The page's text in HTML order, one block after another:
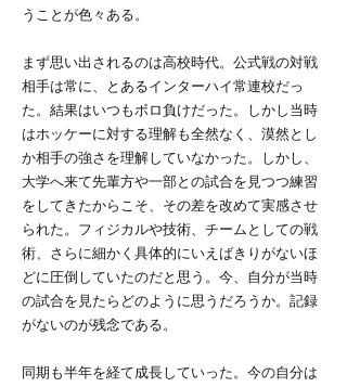
うことが色々ある。
まず思い出されるのは高校時代。公式戦の対戦
相手は常に、とあるインターハイ常連校だっ
た。結果はいつもボロ負けだった。しかし当時
はホッケーに対する理解も全然なく、漠然とし
か相手の強さを理解していなかった。しかし、
大学へ来て先輩方や一部との試合を見つつ練習
をしてきたからこそ、その差を改めて実感させ
られた。フィジカルや技術、チームとしての戦
術、さらに細かく具体的にいえばきりがないほ
どに圧倒していたのだと思う。今、自分が当時
の試合を見たらどのように思うだろうか。記録
がないのが残念である。
同期も半年を経て成長していった。今の自分は